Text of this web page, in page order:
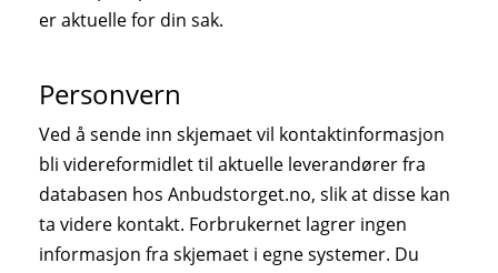
er aktuelle for din sak.
Personvern
Ved å sende inn skjemaet vil kontaktinformasjon
bli videreformidlet til aktuelle leverandører fra
databasen hos Anbudstorget.no, slik at disse kan
ta videre kontakt. Forbrukernet lagrer ingen
informasjon fra skjemaet i egne systemer. Du